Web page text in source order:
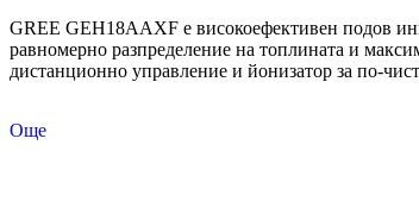
GREE GEH18AAXF е високоефективен подов
равномерно разпределение на топлината и
дистанционно управление и йонизатор за по-
Още